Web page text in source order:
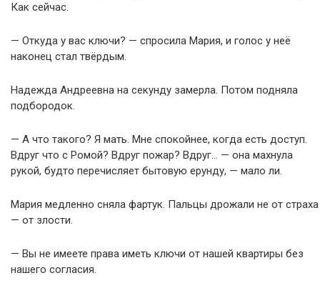
Как сейчас.
— Откуда у вас ключи? — спросила Мария, и голос у неё
наконец стал твёрдым.
Надежда Андреевна на секунду замерла. Потом подняла
подбородок.
— А что такого? Я мать. Мне спокойнее, когда есть доступ.
Вдруг что с Ромой? Вдруг пожар? Вдруг… — она махнула
рукой, будто перечисляет бытовую ерунду, — мало ли.
Мария медленно сняла фартук. Пальцы дрожали не от страха
— от злости.
— Вы не имеете права иметь ключи от нашей квартиры без
нашего согласия.